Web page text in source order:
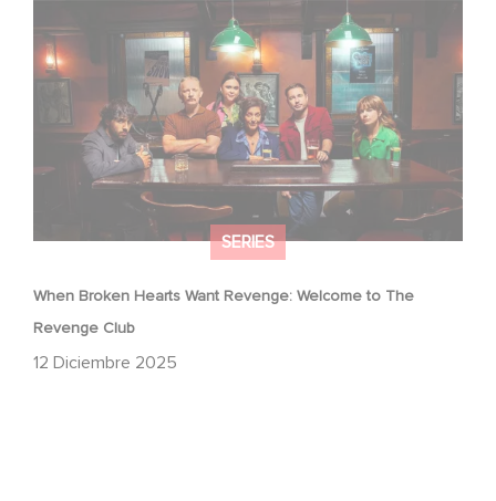
SERIES
When Broken Hearts Want Revenge: Welcome to The
Revenge Club
12 Diciembre 2025
When Broken Hearts Want Revenge: Welcome to The
Revenge Club